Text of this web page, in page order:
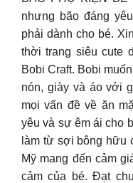
nhưng bão đáng
phải dành cho bé.
thời trang siêu cute
Bobi Craft. Bobi
nón, giày và áo với
mọi vấn đề về ăn
yêu và sự êm ái cho
làm từ sợi bông hữu
Mỹ mang đến cảm
cảm của bé. ️️Đạt